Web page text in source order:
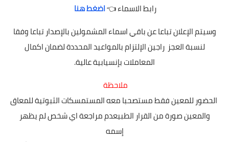
رابط الاسماء 👈اضغط هنا
وسيتم الإعلان تباعا عن باقي اسماء المشمولين بالإصدار تباعا وفقا
لنسبة العجز راجين الإلتزام بالمواعيد المحددة لضمان اكمال
المعاملات بإنسيابية عالية.
ملاحظة
الحضور للمعين فقط مستصحبا معه المستمسكات الثبوتية للمعاق
والمعينصورة من القرار الطبيعدم مراجعة اي شخص لم يظهر
إسمه